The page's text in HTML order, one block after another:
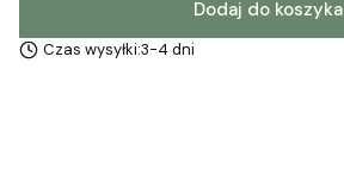
Dodaj do koszyka
Czas wysyłki:3-4 dni